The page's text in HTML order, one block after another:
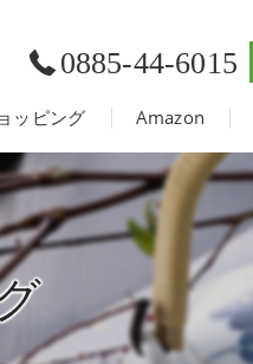
0885-44-6015
ッピング Amazon